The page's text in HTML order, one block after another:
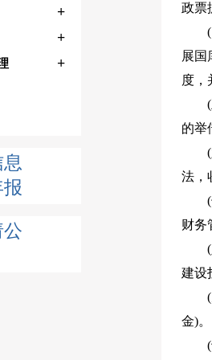
+
+
+
政票
展国
度，
的举
法，
财务
建设
金)。